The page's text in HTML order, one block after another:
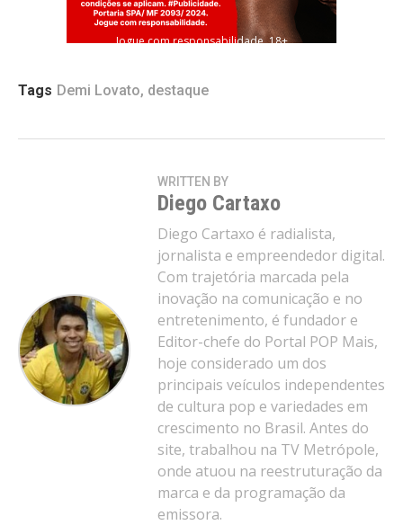
Jogue com responsabilidade. 18+
Tags Demi Lovato, destaque
WRITTEN BY
Diego Cartaxo
Diego Cartaxo é radialista,
jornalista e empreendedor digital.
Com trajetória marcada pela
inovação na comunicação e no
entretenimento, é fundador e
Editor-chefe do Portal POP Mais,
hoje considerado um dos
principais veículos independentes
de cultura pop e variedades em
crescimento no Brasil. Antes do
site, trabalhou na TV Metrópole,
onde atuou na reestruturação da
marca e da programação da
emissora.